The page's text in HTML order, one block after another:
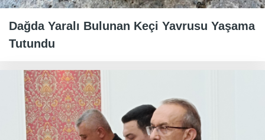
Dağda Yaralı Bulunan Keçi Yavrusu Yaşama
Tutundu